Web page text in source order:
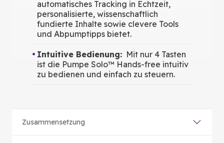
automatisches Tracking in Echtzeit,
personalisierte, wissenschaftlich
fundierte Inhalte sowie clevere Tools
und Abpumptipps bietet.
Intuitive Bedienung: Mit nur 4 Tasten
ist die Pumpe Solo™ Hands-free intuitiv
zu bedienen und einfach zu steuern.
Zusammensetzung